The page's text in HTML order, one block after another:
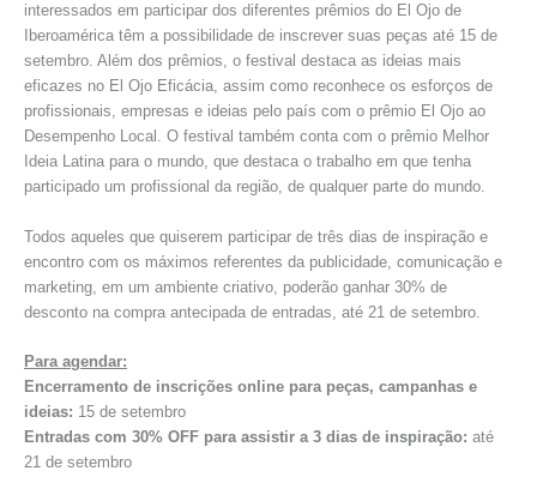
interessados em participar dos diferentes prêmios do El Ojo de
Iberoamérica têm a possibilidade de inscrever suas peças até 15 de
setembro. Além dos prêmios, o festival destaca as ideias mais
eficazes no El Ojo Eficácia, assim como reconhece os esforços de
profissionais, empresas e ideias pelo país com o prêmio El Ojo ao
Desempenho Local. O festival também conta com o prêmio Melhor
Ideia Latina para o mundo, que destaca o trabalho em que tenha
participado um profissional da região, de qualquer parte do mundo.
Todos aqueles que quiserem participar de três dias de inspiração e
encontro com os máximos referentes da publicidade, comunicação e
marketing, em um ambiente criativo, poderão ganhar 30% de
desconto na compra antecipada de entradas, até 21 de setembro.
Para agendar:
Encerramento de inscrições online para peças, campanhas e
ideias: 15 de setembro
Entradas com 30% OFF para assistir a 3 dias de inspiração: até
21 de setembro